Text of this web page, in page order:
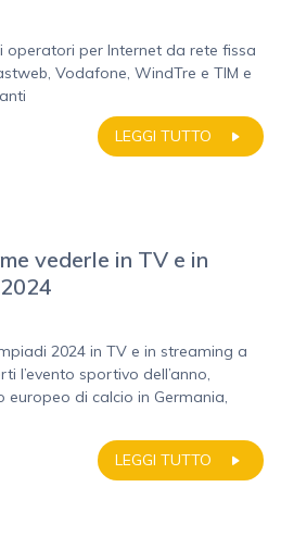
operatori per Internet da rete fissa
Vodafone, WindTre e TIM e
LEGGI TUTTO
vederle in TV e in
2024 in TV e in streaming a
l’evento sportivo dell’anno,
europeo di calcio in Germania,
LEGGI TUTTO